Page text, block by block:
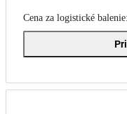
Cena za logistické balenie: